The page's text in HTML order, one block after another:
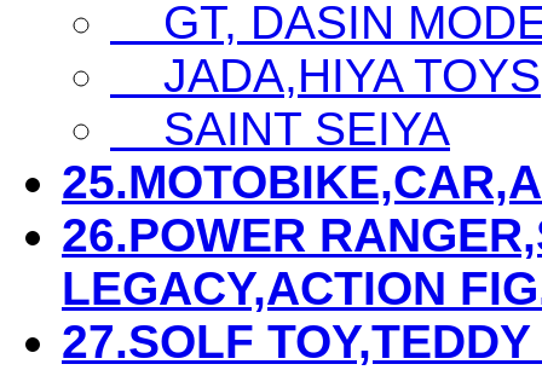
GT, DASIN
JADA,HIYA TOYS
SAINT SEIYA
26.POWER
LEGACY,ACTION
27.SOLF